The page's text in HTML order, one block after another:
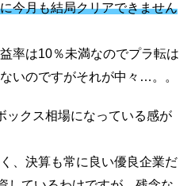
今月も結局クリアできません
率は10％未満なのでプラ転は
いのですがそれが中々…。。
ックス相場になっている感が
、決算も常に良い優良企業だ